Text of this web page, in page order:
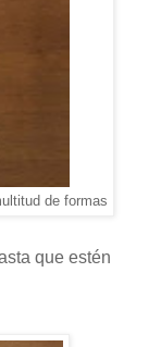
de formas
que estén